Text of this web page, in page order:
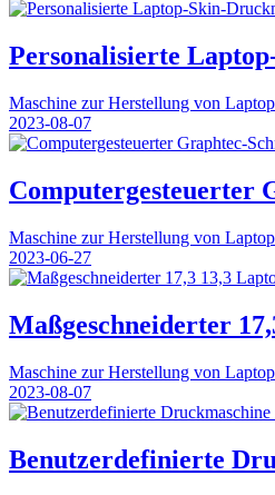
Personalisierte
Maschine zur Herstellung von
2023-08-07
Computergesteuerter
Maschine zur Herstellung von
2023-06-27
Maßgeschneiderter
Maschine zur Herstellung von
2023-08-07
Benutzerdefinierte